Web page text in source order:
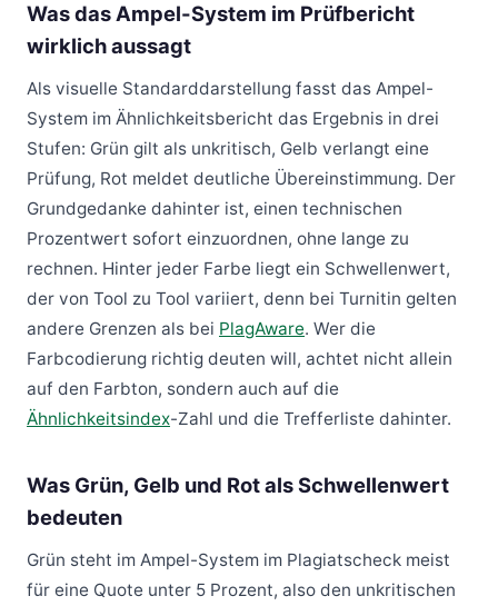
Was das Ampel-System im Prüfbericht
wirklich aussagt
Als visuelle Standarddarstellung fasst das Ampel-
System im Ähnlichkeitsbericht das Ergebnis in drei
Stufen: Grün gilt als unkritisch, Gelb verlangt eine
Prüfung, Rot meldet deutliche Übereinstimmung. Der
Grundgedanke dahinter ist, einen technischen
Prozentwert sofort einzuordnen, ohne lange zu
rechnen. Hinter jeder Farbe liegt ein Schwellenwert,
der von Tool zu Tool variiert, denn bei Turnitin gelten
andere Grenzen als bei PlagAware. Wer die
Farbcodierung richtig deuten will, achtet nicht allein
auf den Farbton, sondern auch auf die
Ähnlichkeitsindex-Zahl und die Trefferliste dahinter.
Was Grün, Gelb und Rot als Schwellenwert
bedeuten
Grün steht im Ampel-System im Plagiatscheck meist
für eine Quote unter 5 Prozent, also den unkritischen